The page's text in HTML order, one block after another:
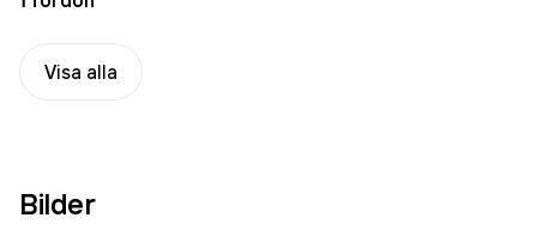
Visa alla
Bilder